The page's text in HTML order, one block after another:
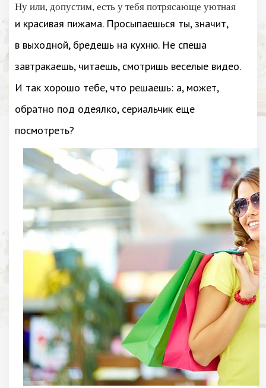
Ну или, допустим, есть у тебя потрясающе уютная
и красивая пижама. Просыпаешься ты, значит,
в выходной, бредешь на кухню. Не спеша
завтракаешь, читаешь, смотришь веселые видео.
И так хорошо тебе, что решаешь: а, может,
обратно под одеялко, сериальчик еще
посмотреть?